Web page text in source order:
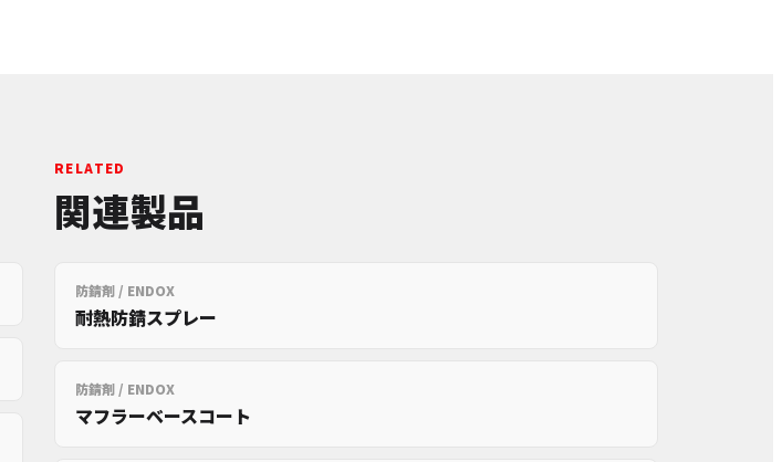
RELATED
関連製品
防錆剤 / ENDOX
耐熱防錆スプレー
防錆剤 / ENDOX
マフラーベースコート